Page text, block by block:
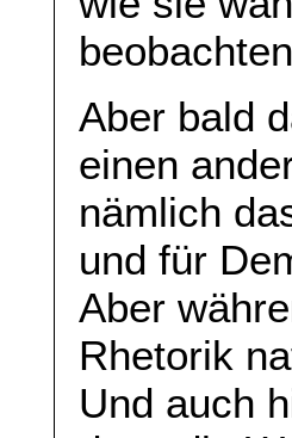
Aber bald
einen
nämlich
und für
Aber
Rhetorik
Und auch